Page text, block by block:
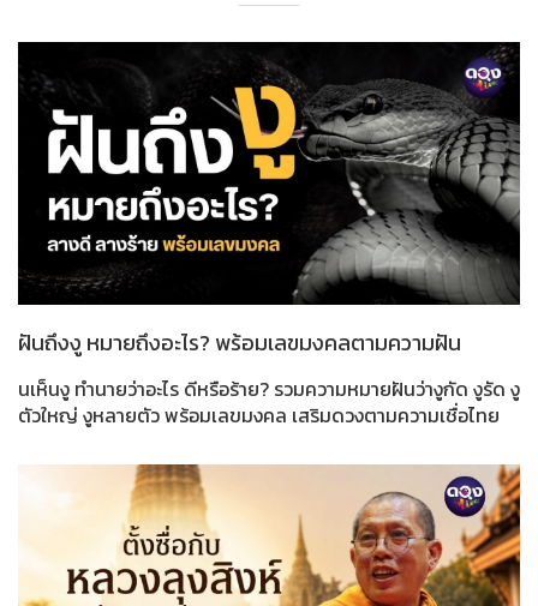
ฝันถึงงู หมายถึงอะไร? พร้อมเลขมงคลตามความฝัน
นเห็นงู ทำนายว่าอะไร ดีหรือร้าย? รวมความหมายฝันว่างูกัด งูรัด งู
ตัวใหญ่ งูหลายตัว พร้อมเลขมงคล เสริมดวงตามความเชื่อไทย